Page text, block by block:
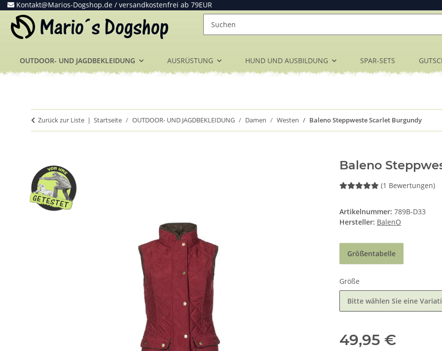
Kontakt@Marios-Dogshop.de / versandkostenfrei ab 79EUR
OUTDOOR- UND JAGDBEKLEIDUNG AUSRÜSTUNG HUND UND AUSBILDUNG SPAR-SETS
Zurück zur Liste Startseite OUTDOOR- UND JAGDBEKLEIDUNG Damen Westen Baleno Steppweste Scarlet Burgundy
Baleno
(1 Bewertungen)
Artikelnummer: 789B-D33
Hersteller: BalenO
Größentabelle
Größe
Bitte wählen Sie eine
49,95 €